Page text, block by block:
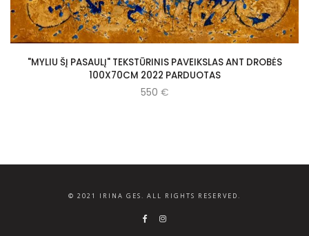
"MYLIU ŠĮ PASAULĮ" TEKSTŪRINIS PAVEIKSLAS ANT DROBĖS
100X70CM 2022 PARDUOTAS
550 €
© 2021 IRINA GES. ALL RIGHTS RESERVED.